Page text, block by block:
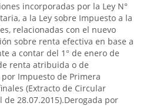
incorporadas por la Ley N°
a la Ley sobre Impuesto a la
relacionadas con el nuevo
sobre renta efectiva en base a
a contar del 1° de enero de
renta atribuida o de
Impuesto de Primera
(Extracto de Circular
28.07.2015).Derogada por